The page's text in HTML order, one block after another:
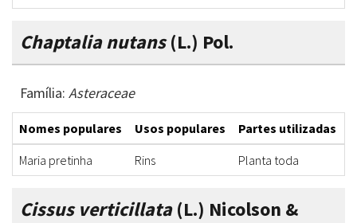
Chaptalia nutans(L.) Pol.
Família: Asteraceae
Nomes populares Usos populares Partes utilizadas
Maria pretinha
Rins Planta toda
Cissus verticillata(L.) Nicolson &